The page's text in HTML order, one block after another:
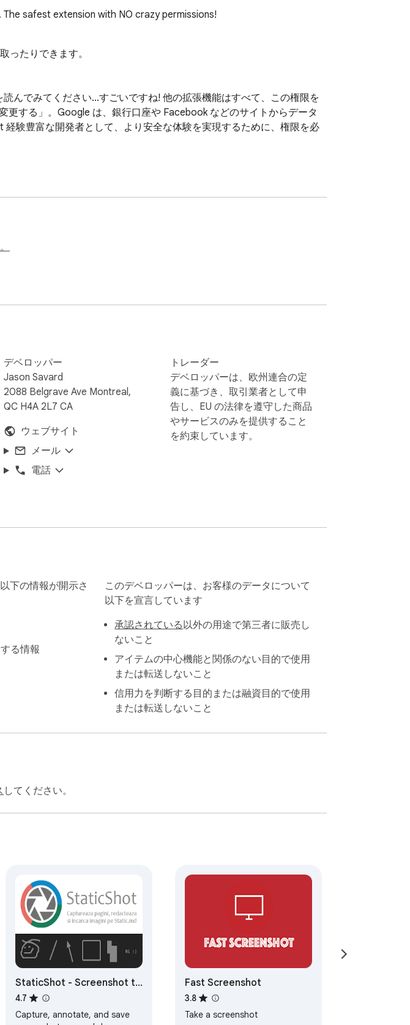
safest extension with NO crazy permissions!
ったりできます。
んでみてください...すごいですね! 他の拡張機能はすべて、この権限を
する」。Google は、銀行口座や Facebook などのサイトからデータ
験豊富な開発者として、より安全な体験を実現するために、権限を必
したり誰かに送信したりしたい画像をクラウドにアップロードしたりで
除したり、画像に直接テキストを配置してスナップショットに注釈を付
することもできます。
デベロッパー
Jason Savard
2088 Belgrave Ave Montreal,
QC H4A 2L7 CA
ウェブサイト
メール
電話
トレーダー
デベロッパーは、欧州連合の定
義に基づき、取引業者として申
告し、EU の法律を遵守した商品
やサービスのみを提供すること
を約束しています。
下の情報が開示さ
る情報
このデベロッパーは、お客様のデータについて
以下を宣言しています
承認されている以外の用途で第三者に販売し
ないこと
アイテムの中心機能と関係のない目的で使用
または転送しないこと
信用力を判断する目的または融資目的で使用
または転送しないこと
してください。
StaticShot - Screenshot to
Notes & Images
4.7
Capture, annotate, and save
Fast Screenshot
3.8
Take a screenshot